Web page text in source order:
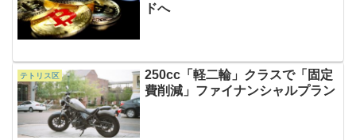
ドへ
テトリス区
250cc「軽二輪」クラスで「固定
費削減」ファイナンシャルプラン